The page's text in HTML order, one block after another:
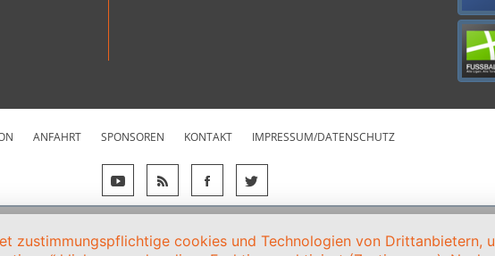
ANFAHRT SPONSOREN KONTAKT IMPRESSUM/DATENSCHUTZ
zustimmungspflichtige cookies und Technologien von Drittanbietern,